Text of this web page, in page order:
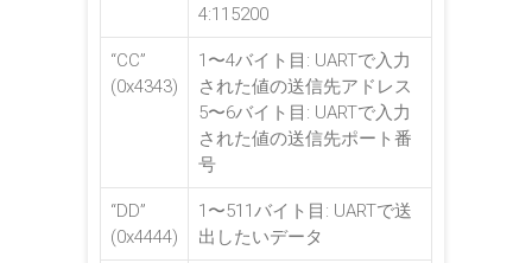
4:115200
“CC”
(0x4343)
1〜4バイト目: UARTで入力
された値の送信先アドレス
5〜6バイト目: UARTで入力
された値の送信先ポート番
号
“DD”
(0x4444)
1〜511バイト目: UARTで送
出したいデータ